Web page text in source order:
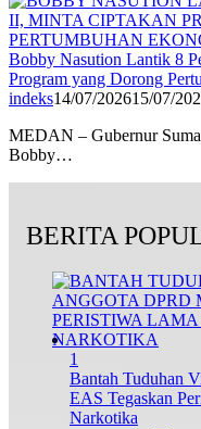
Bobby Nasution Lantik 8
Program yang Dorong
indeks14/07/202615/07/
MEDAN – Gubernur
Bobby…
BERITA
1
Bantah Tuduhan
EAS Tegaskan
Narkotika